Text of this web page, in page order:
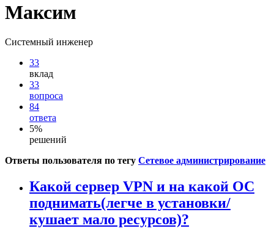
Максим
Системный инженер
33
вклад
33
вопроса
84
ответа
5%
решений
Ответы пользователя по тегу Сетевое администрирование
Какой сервер VPN и на какой ОС
поднимать(легче в установки/
кушает мало ресурсов)?